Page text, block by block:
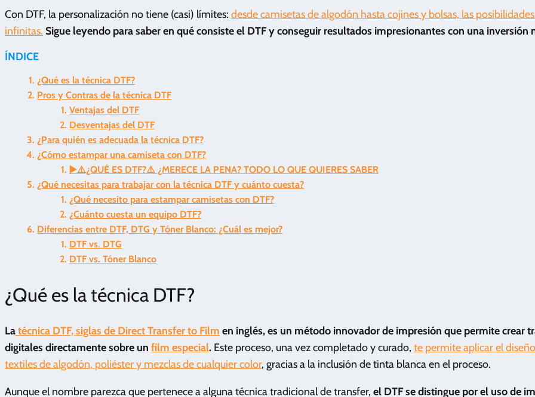
Con DTF, la personalización no tiene (casi) límites: desde camisetas de algodón hasta cojines y bolsas, las
infinitas. Sigue leyendo para saber en qué consiste el DTF y conseguir resultados impresionantes con una inversión
ÍNDICE
¿Qué es la técnica DTF?
Pros y Contras de la técnica DTF
Ventajas del DTF
Desventajas del DTF
¿Para quién es adecuada la técnica DTF?
¿Cómo estampar una camiseta con DTF?
▶️⚠️¿QUÉ ES DTF?⚠️ ¿MERECE LA PENA? TODO LO QUE QUIERES SABER
¿Qué necesitas para trabajar con la técnica DTF y cuánto cuesta?
¿Qué necesito para estampar camisetas con DTF?
¿Cuánto cuesta un equipo DTF?
Diferencias entre DTF, DTG y Tóner Blanco: ¿Cuál es mejor?
DTF vs. DTG
DTF vs. Tóner Blanco
¿Qué es la técnica DTF?
Latécnica DTF, siglas de Direct Transfer to Film en inglés, es un método innovador de impresión que permite crear
digitales directamente sobre un film especial. Este proceso, una vez completado y curado, te permite aplicar el
textiles de algodón, poliéster y mezclas de cualquier color, gracias a la inclusión de tinta blanca en el proceso.
Aunque el nombre parezca que pertenece a alguna técnica tradicional de transfer, el DTF se distingue por el uso de